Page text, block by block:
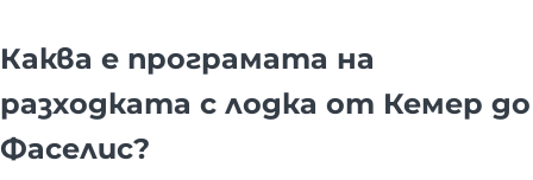
Каква е програмата на
разходката с лодка от Кемер до
Фаселис?